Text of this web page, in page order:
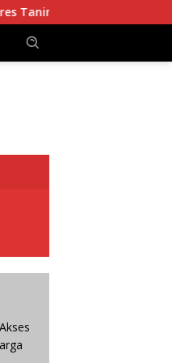
Pengaturan Lalu